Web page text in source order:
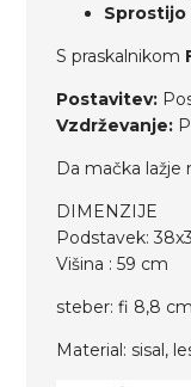
Sprostijo
S praskalnikom
Postavitev:
Vzdrževanje:
Da mačka lažje
DIMENZIJE
Podstavek:
Višina : 59 cm
steber: fi 8,8 cm
Material: sisal,